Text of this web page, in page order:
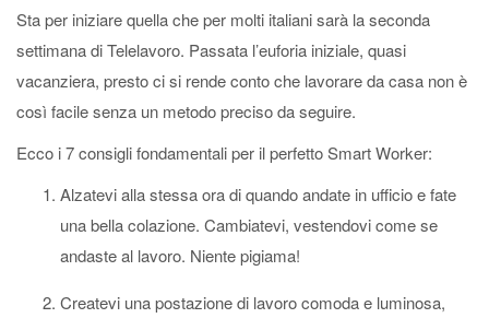
Sta per iniziare quella che per molti italiani sarà la seconda
settimana di Telelavoro. Passata l’euforia iniziale, quasi
vacanziera, presto ci si rende conto che lavorare da casa non è
così facile senza un metodo preciso da seguire.
Ecco i 7 consigli fondamentali per il perfetto Smart Worker:
Alzatevi alla stessa ora di quando andate in ufficio e fate
una bella colazione. Cambiatevi, vestendovi come se
andaste al lavoro. Niente pigiama!
Createvi una postazione di lavoro comoda e luminosa,